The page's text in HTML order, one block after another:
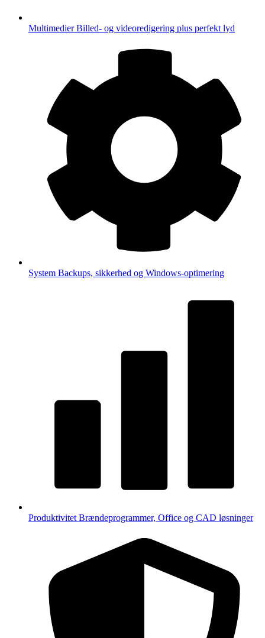
MultimedierBilled- og videoredigering plus perfekt lyd
System Backups, sikkerhed og Windows-optimering
Produktivitet Brændeprogrammer, Office og CAD løsninger